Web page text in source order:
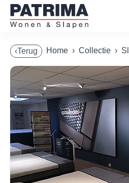
Acties
Merken
Info
Contact
‹Terug Home › Collectie ›